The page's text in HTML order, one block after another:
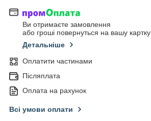
Ви отримаєте замовлення
або гроші повернуться на вашу картку
Детальніше
Оплатити частинами
Післяплата
Оплата на рахунок
Всі умови оплати